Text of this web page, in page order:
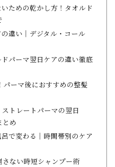
ための乾かし方！タオルド
違い│デジタル・コール
パーマ翌日ケアの違い徹底
パーマ後におすすめの整髪
トレートパーマの翌日
め
で変わる│時間帯別のケア
ない時短シャンプー術